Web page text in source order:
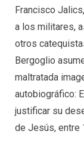
Francisco
a los militares,
otros
Bergoglio
maltratada
autobiográfico:
justificar su
de Jesús, entre